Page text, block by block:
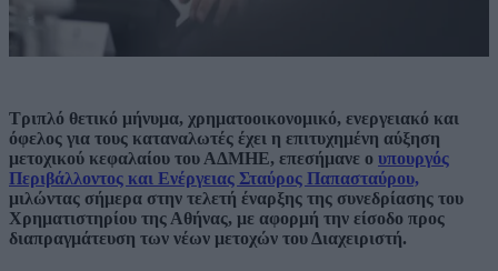
Τριπλό θετικό μήνυμα, χρηματοοικονομικό, ενεργειακό και
όφελος για τους καταναλωτές έχει η επιτυχημένη αύξηση
μετοχικού κεφαλαίου του ΑΔΜΗΕ, επεσήμανε ο υπουργός
Περιβάλλοντος και Ενέργειας Σταύρος Παπασταύρου,
μιλώντας σήμερα στην τελετή έναρξης της συνεδρίασης του
Χρηματιστηρίου της Αθήνας, με αφορμή την είσοδο προς
διαπραγμάτευση των νέων μετοχών του Διαχειριστή.